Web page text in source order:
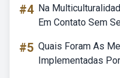
#4 Na
Em Contato Sem
#5 Quais Foram As
Implementadas